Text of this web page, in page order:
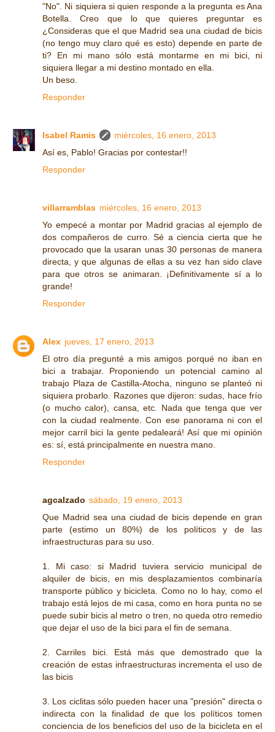
"No". Ni siquiera si quien responde a la pregunta es Ana
Botella. Creo que lo que quieres preguntar es
¿Consideras que el que Madrid sea una ciudad de bicis
(no tengo muy claro qué es esto) depende en parte de
ti? En mi mano sólo está montarme en mi bici, ni
siquiera llegar a mi destino montado en ella.
Un beso.
Responder
Isabel Ramis
miércoles, 16 enero, 2013
Así es, Pablo! Gracias por contestar!!
Responder
villarramblas miércoles, 16 enero, 2013
Yo empecé a montar por Madrid gracias al ejemplo de
dos compañeros de curro. Sé a ciencia cierta que he
provocado que la usaran unas 30 personas de manera
directa, y que algunas de ellas a su vez han sido clave
para que otros se animaran. ¡Definitivamente sí a lo
grande!
Responder
Alex jueves, 17 enero, 2013
El otro día pregunté a mis amigos porqué no iban en
bici a trabajar. Proponiendo un potencial camino al
trabajo Plaza de Castilla-Atocha, ninguno se planteó ni
siquiera probarlo. Razones que dijeron: sudas, hace frío
(o mucho calor), cansa, etc. Nada que tenga que ver
con la ciudad realmente. Con ese panorama ni con el
mejor carril bici la gente pedaleará! Así que mi opinión
es: sí, está principalmente en nuestra mano.
Responder
agcalzado sábado, 19 enero, 2013
Que Madrid sea una ciudad de bicis depende en gran
parte (estimo un 80%) de los políticos y de las
infraestructuras para su uso.
1. Mi caso: si Madrid tuviera servicio municipal de
alquiler de bicis, en mis desplazamientos combinaría
transporte público y bicicleta. Como no lo hay, como el
trabajo está lejos de mi casa, como en hora punta no se
puede subir bicis al metro o tren, no queda otro remedio
que dejar el uso de la bici para el fin de semana.
2. Carriles bici. Está más que demostrado que la
creación de estas infraestructuras incrementa el uso de
las bicis
3. Los ciclitas sólo pueden hacer una "presión" directa o
indirecta con la finalidad de que los políticos tomen
conciencia de los beneficios del uso de la bicicleta en el